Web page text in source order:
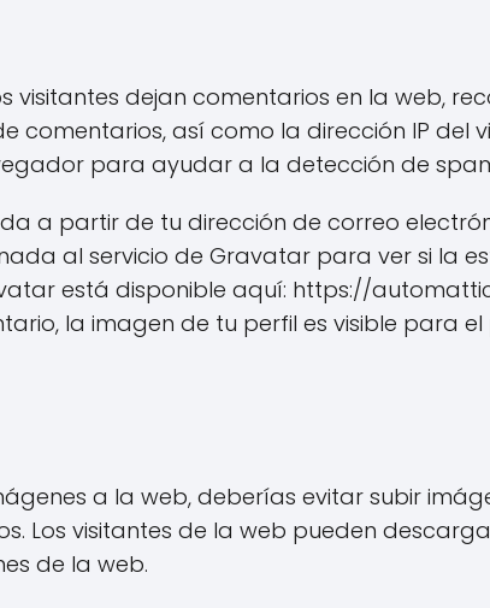
visitantes dejan comentarios en la web,
comentarios, así como la dirección IP del
para ayudar a la detección de
a partir de tu dirección de correo
al servicio de Gravatar para ver si la
está disponible aquí: https://
la imagen de tu perfil es visible para
a la web, deberías evitar subir
Los visitantes de la web pueden
de la web.